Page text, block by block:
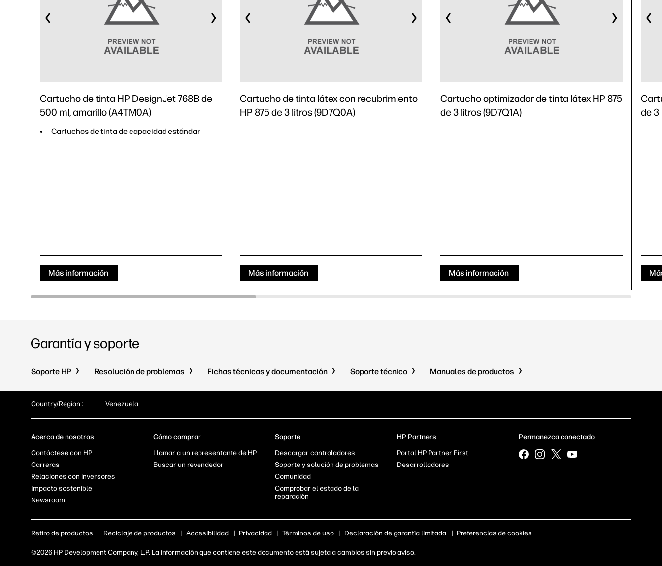
Cartucho de tinta HP DesignJet 768B de
500 ml, amarillo (A4TM0A)
Cartuchos de tinta de capacidad estándar
Más información
Cartucho de tinta látex con recubrimiento
HP 875 de 3 litros (9D7Q0A)
Más información
Cartucho optimizador de tinta látex HP 875
de 3 litros (9D7Q1A)
Más información
de 3
Garantía y soporte
Soporte HP Resolución de problemas Fichas técnicas y documentación Soporte técnico Manuales de productos
Country/Region : Venezuela
Acerca de nosotros
Contáctese con HP
Carreras
Relaciones con inversores
Impacto sostenible
Newsroom
Cómo comprar
Llamar a un representante de HP
Buscar un revendedor
Soporte
Descargar controladores
Soporte y solución de problemas
Comunidad
Comprobar el estado de la
reparación
HP Partners
Portal HP Partner First
Desarrolladores
Permanezca conectado
Retiro de productos | Reciclaje de productos | Accesibilidad | Privacidad | Términos de uso | Declaración de garantía limitada | Preferencias de cookies
©2026 HP Development Company, L.P. La información que contiene este documento está sujeta a cambios sin previo aviso.